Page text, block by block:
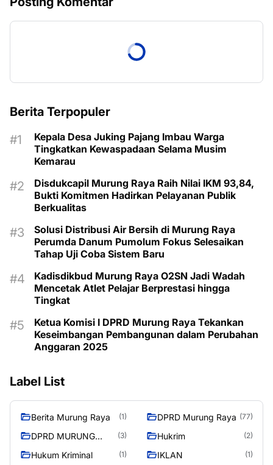
Berita Terpopuler
Kepala Desa Juking Pajang Imbau Warga
Tingkatkan Kewaspadaan Selama Musim
Kemarau
Disdukcapil Murung Raya Raih Nilai IKM 93,84,
Bukti Komitmen Hadirkan Pelayanan Publik
Berkualitas
Solusi Distribusi Air Bersih di Murung Raya
Perumda Danum Pumolum Fokus Selesaikan
Tahap Uji Coba Sistem Baru
Kadisdikbud Murung Raya O2SN Jadi Wadah
Mencetak Atlet Pelajar Berprestasi hingga
Tingkat
Ketua Komisi I DPRD Murung Raya Tekankan
Keseimbangan Pembangunan dalam Perubahan
Anggaran 2025
Label List
Berita Murung Raya (1) DPRD Murung Raya (77)
DPRD MURUNG
(3) Hukrim (2)
Hukum Kriminal (1) IKLAN (1)